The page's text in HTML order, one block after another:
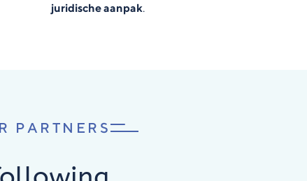
juridische aanpak.
PARTNERS